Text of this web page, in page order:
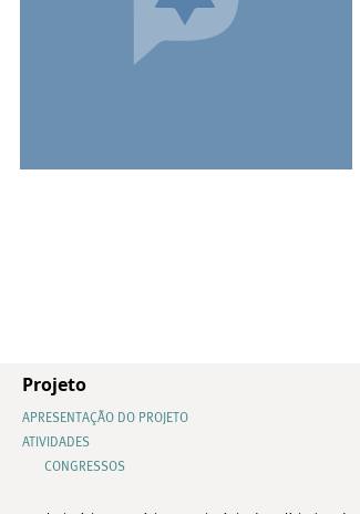
Projeto
APRESENTAÇÃO DO PROJETO
ATIVIDADES
CONGRESSOS